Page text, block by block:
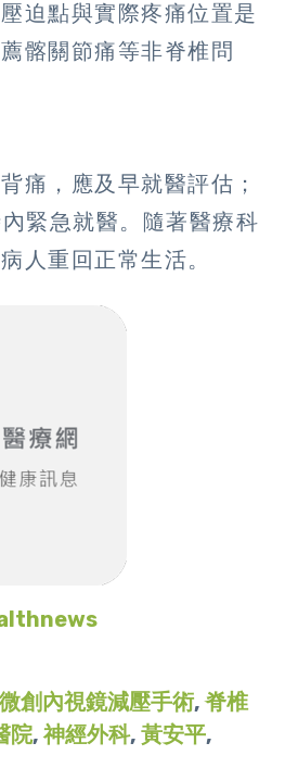
迫點與實際疼痛位置是
髂關節痛等非脊椎問
痛，應及早就醫評估；
緊急就醫。隨著醫療科
人重回正常生活。
微創內視鏡減壓手術,脊椎
院,神經外科, 黃安平,